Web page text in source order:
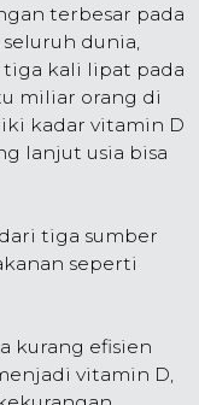
terbesar pada
dunia,
kali lipat pada
miliar orang di
kadar vitamin D
lanjut usia bisa
tiga sumber
seperti
kurang efisien
vitamin D,